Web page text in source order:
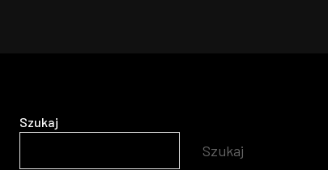
Szukaj
Szukaj